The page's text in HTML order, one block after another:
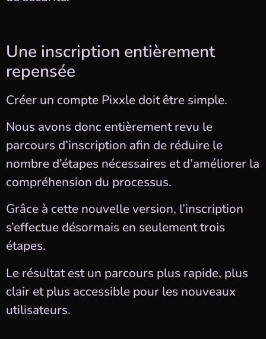
Une inscription entièrement
repensée
Créer un compte Pixxle doit être simple.
Nous avons donc entièrement revu le
parcours d’inscription afin de réduire le
nombre d’étapes nécessaires et d’améliorer la
compréhension du processus.
Grâce à cette nouvelle version, l’inscription
s’effectue désormais en seulement trois
étapes.
Le résultat est un parcours plus rapide, plus
clair et plus accessible pour les nouveaux
utilisateurs.